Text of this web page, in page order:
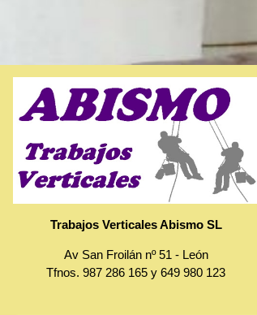
Trabajos Verticales Abismo SL
Av San Froilán nº 51 - León
Tfnos.987 286 165 y649 980 123